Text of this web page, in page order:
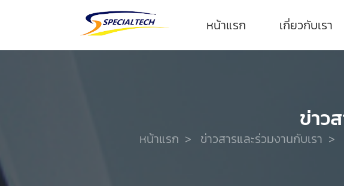
หน้าแรก เกี่ยวกับเรา
ข่าว
หน้าแรก > ข่าวสารและร่วมงานกับเรา >